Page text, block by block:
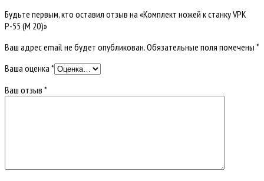
Будьте первым, кто оставил отзыв на «Комплект ножей к станку VPK
Р-55 (М 20)»
Ваш адрес email не будет опубликован.Обязательные поля помечены *
Ваша оценка *
Ваш отзыв *